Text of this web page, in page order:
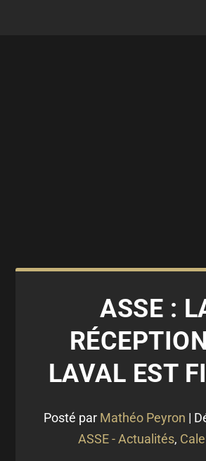
ASSE :
LAVAL EST
Posté par Mathéo Peyron |
ASSE - Actualités,